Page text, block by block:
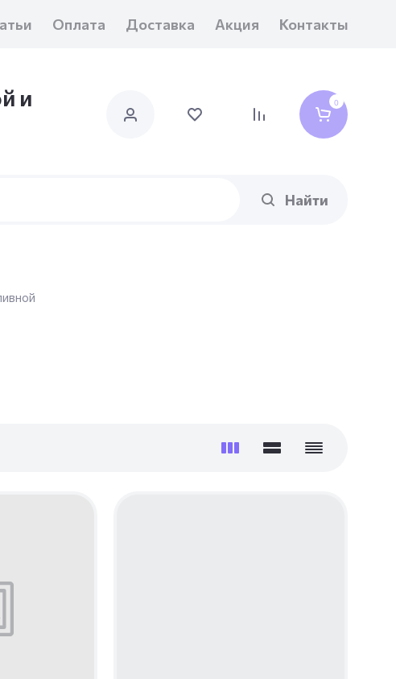
Оплата Доставка Акция Контакты
и
0
Найти